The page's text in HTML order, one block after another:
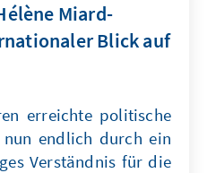
Miard-
Blick auf
erreichte politische
nun endlich durch ein
Verständnis für die